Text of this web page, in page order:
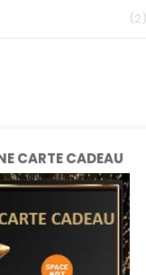
2
CARTE CADEAU